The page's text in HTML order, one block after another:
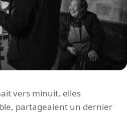
vers minuit, elles
partageaient un dernier